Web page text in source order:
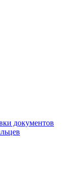
документов